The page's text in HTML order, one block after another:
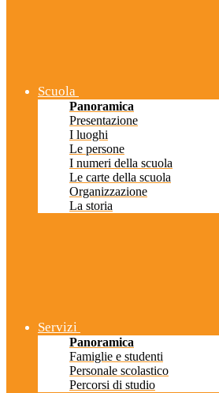
Scuola
Panoramica
Presentazione
I luoghi
Le persone
I numeri della scuola
Le carte della scuola
Organizzazione
La storia
Servizi
Panoramica
Famiglie e studenti
Personale scolastico
Percorsi di studio